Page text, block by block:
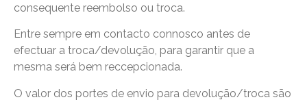
consequente reembolso ou troca.
Entre sempre em contacto connosco antes de
efectuar a troca/devolução, para garantir que a
mesma será bem reccepcionada.
O valor dos portes de envio para devolução/troca são